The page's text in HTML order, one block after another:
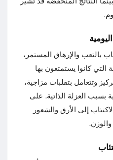
بالتعب والإرهاق المستمر،
كانوا يستمتعون بها
وتتعامل بتقلبات مزاجية،
بسبب العزلة الذاتية. على
إلى الأرق والشعور